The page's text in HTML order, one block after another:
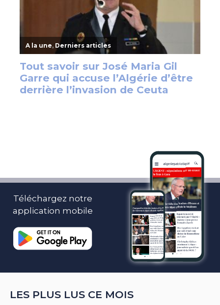
Téléchargez notre
application mobile
LES PLUS LUS CE MOIS